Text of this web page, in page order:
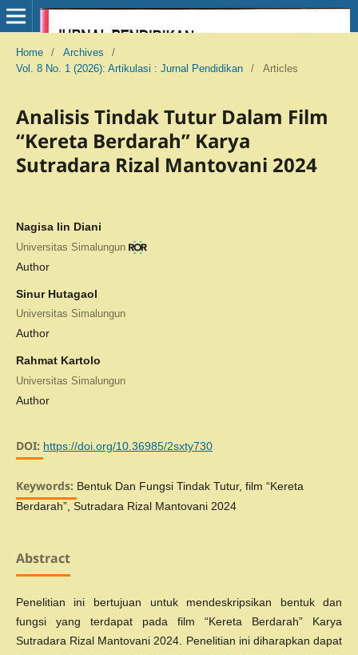
Home / Archives
/
Vol. 8 No. 1 (2026): Artikulasi : Jurnal Pendidikan
/ Articles
Analisis Tindak Tutur Dalam Film
“Kereta Berdarah” Karya
Sutradara Rizal Mantovani 2024
Nagisa Iin Diani
Universitas Simalungun
Author
Sinur Hutagaol
Universitas Simalungun
Author
Rahmat Kartolo
Universitas Simalungun
Author
DOI: https://doi.org/10.36985/2sxty730
Keywords: Bentuk Dan Fungsi Tindak Tutur, film “Kereta
Berdarah”, Sutradara Rizal Mantovani 2024
Abstract
Penelitian ini bertujuan untuk mendeskripsikan bentuk dan
fungsi yang terdapat pada film “Kereta Berdarah” Karya
Sutradara Rizal Mantovani 2024. Penelitian ini diharapkan dapat